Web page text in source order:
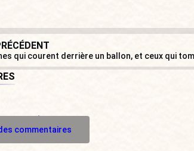
qui courent derrière un ballon, et ceux qui
commentaires